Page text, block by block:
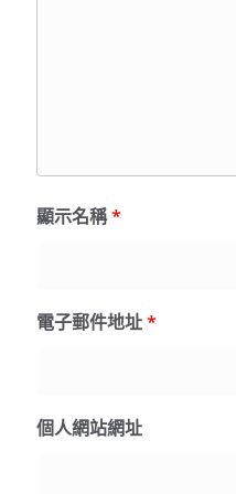
顯示名稱*
電子郵件地址*
個人網站網址